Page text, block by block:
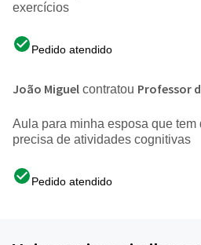
exercícios
Pedido atendido
João Miguel contratou Professor
Aula para minha esposa que
precisa de atividades cognitivas
Pedido atendido